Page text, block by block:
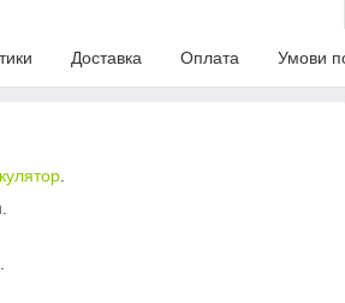
Доставка Оплата Умови